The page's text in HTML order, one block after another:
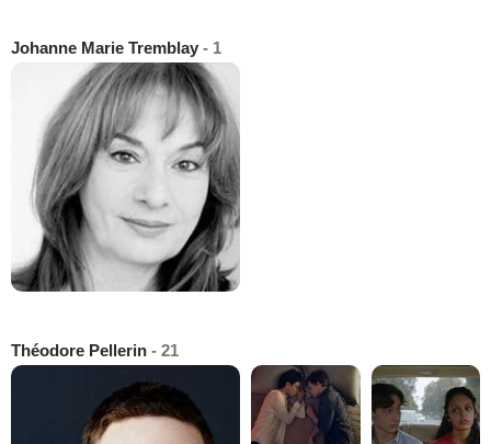
Johanne Marie Tremblay - 1
Théodore Pellerin - 21